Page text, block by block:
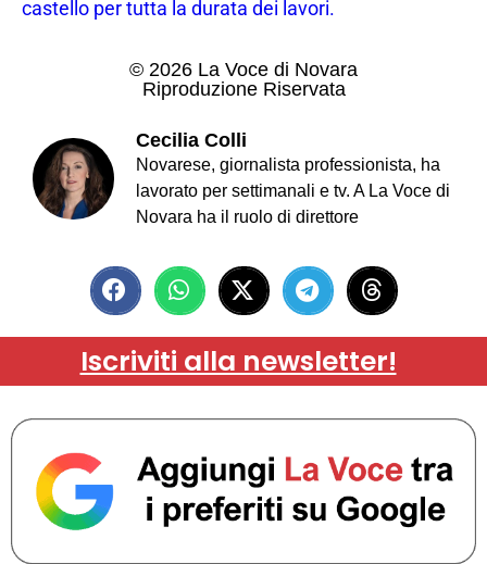
castello per tutta la durata dei lavori.
© 2026 La Voce di Novara
Riproduzione Riservata
Cecilia Colli
Novarese, giornalista professionista, ha
lavorato per settimanali e tv. A La Voce di
Novara ha il ruolo di direttore
Iscriviti alla newsletter!